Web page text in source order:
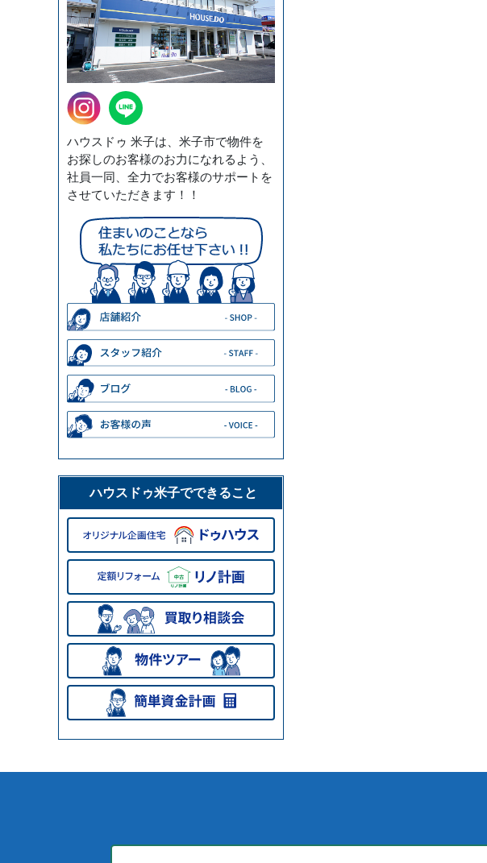
ハウスドゥ 米子は、米子市で物件を
お探しのお客様のお力になれるよう、
社員一同、全力でお客様のサポートを
させていただきます！！
ハウスドゥ米子でできること